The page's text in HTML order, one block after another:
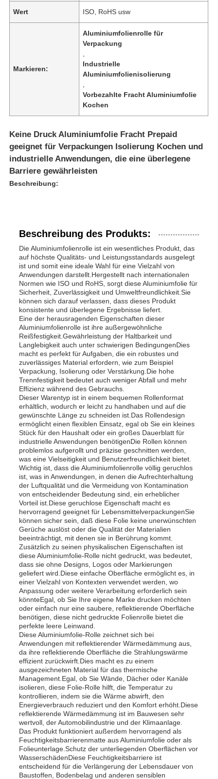
Zu Hause
Produkte
Über uns
Werksbesichtigung
Qualitätskontrolle
Kontakt
Nachrichten
Fälle
Angebot anfordern
Aluminiumfolienrolle
Aluminiumplatte
Aluminiumkreis
Farbbeschichtete Aluminiumspule
Aluminiumspule
Aluminiumstreifen-Spule
Aluminiumkarschtafel
Prägeartiges Aluminium
Wert ISO, RoHS usw
Markieren:
Aluminiumfolienrolle für
Verpackung
Industrielle
Aluminiumfolienisolierung
Vorbezahlte Fracht Aluminiumfolie
Kochen
Keine Druck Aluminiumfolie Fracht Prepaid
geeignet für Verpackungen Isolierung Kochen und
industrielle Anwendungen, die eine überlegene
Barriere gewährleisten
Beschreibung:
Beschreibung des Produkts:
Die Aluminiumfolienrolle ist ein wesentliches Produkt, das
auf höchste Qualitäts- und Leistungsstandards ausgelegt
ist und somit eine ideale Wahl für eine Vielzahl von
Anwendungen darstellt.Hergestellt nach internationalen
Normen wie ISO und RoHS, sorgt diese Aluminiumfolie für
Sicherheit, Zuverlässigkeit und Umweltfreundlichkeit.Sie
können sich darauf verlassen, dass dieses Produkt
konsistente und überlegene Ergebnisse liefert.
Eine der herausragenden Eigenschaften dieser
Aluminiumfolienrolle ist ihre außergewöhnliche
Reißfestigkeit.Gewährleistung der Haltbarkeit und
Langlebigkeit auch unter schwierigen BedingungenDies
macht es perfekt für Aufgaben, die ein robustes und
zuverlässiges Material erfordern, wie zum Beispiel
Verpackung, Isolierung oder Verstärkung.Die hohe
Trennfestigkeit bedeutet auch weniger Abfall und mehr
Effizienz während des Gebrauchs.
Dieser Warentyp ist in einem bequemen Rollenformat
erhältlich, wodurch er leicht zu handhaben und auf die
gewünschte Länge zu schneiden ist.Das Rollendesign
ermöglicht einen flexiblen Einsatz, egal ob Sie ein kleines
Stück für den Haushalt oder ein großes Dauerblatt für
industrielle Anwendungen benötigenDie Rollen können
problemlos aufgerollt und präzise geschnitten werden,
was eine Vielseitigkeit und Benutzerfreundlichkeit bietet.
Wichtig ist, dass die Aluminiumfolienrolle völlig geruchlos
ist, was in Anwendungen, in denen die Aufrechterhaltung
der Luftqualität und die Vermeidung von Kontamination
von entscheidender Bedeutung sind, ein erheblicher
Vorteil ist.Diese geruchlose Eigenschaft macht es
hervorragend geeignet für LebensmittelverpackungenSie
können sicher sein, daß diese Folie keine unerwünschten
Gerüche auslöst oder die Qualität der Materialien
beeinträchtigt, mit denen sie in Berührung kommt.
Zusätzlich zu seinen physikalischen Eigenschaften ist
diese Aluminiumfolie-Rolle nicht gedruckt, was bedeutet,
dass sie ohne Designs, Logos oder Markierungen
geliefert wird.Diese einfache Oberfläche ermöglicht es, in
einer Vielzahl von Kontexten verwendet werden, wo
Anpassung oder weitere Verarbeitung erforderlich sein
könnteEgal, ob Sie Ihre eigene Marke drucken möchten
oder einfach nur eine saubere, reflektierende Oberfläche
benötigen, diese nicht gedruckte Folienrolle bietet die
perfekte leere Leinwand.
Diese Aluminiumfolie-Rolle zeichnet sich bei
Anwendungen mit reflektierender Wärmedämmung aus,
da ihre reflektierende Oberfläche die Strahlungswärme
effizient zurückwirft.Dies macht es zu einem
ausgezeichneten Material für das thermische
Management.Egal, ob Sie Wände, Dächer oder Kanäle
isolieren, diese Folie-Rolle hilft, die Temperatur zu
kontrollieren, indem sie die Wärme abwirft, den
Energieverbrauch reduziert und den Komfort erhöht.Diese
reflektierende Wärmedämmung ist im Bauwesen sehr
wertvoll, der Automobilindustrie und der Klimaanlage.
Das Produkt funktioniert außerdem hervorragend als
Feuchtigkeitsbarrierenmatte aus Aluminiumfolie oder als
Folieunterlage.Schutz der unterliegenden Oberflächen vor
WasserschädenDiese Feuchtigkeitsbarriere ist
entscheidend für die Verlängerung der Lebensdauer von
Baustoffen, Bodenbelag und anderen sensiblen